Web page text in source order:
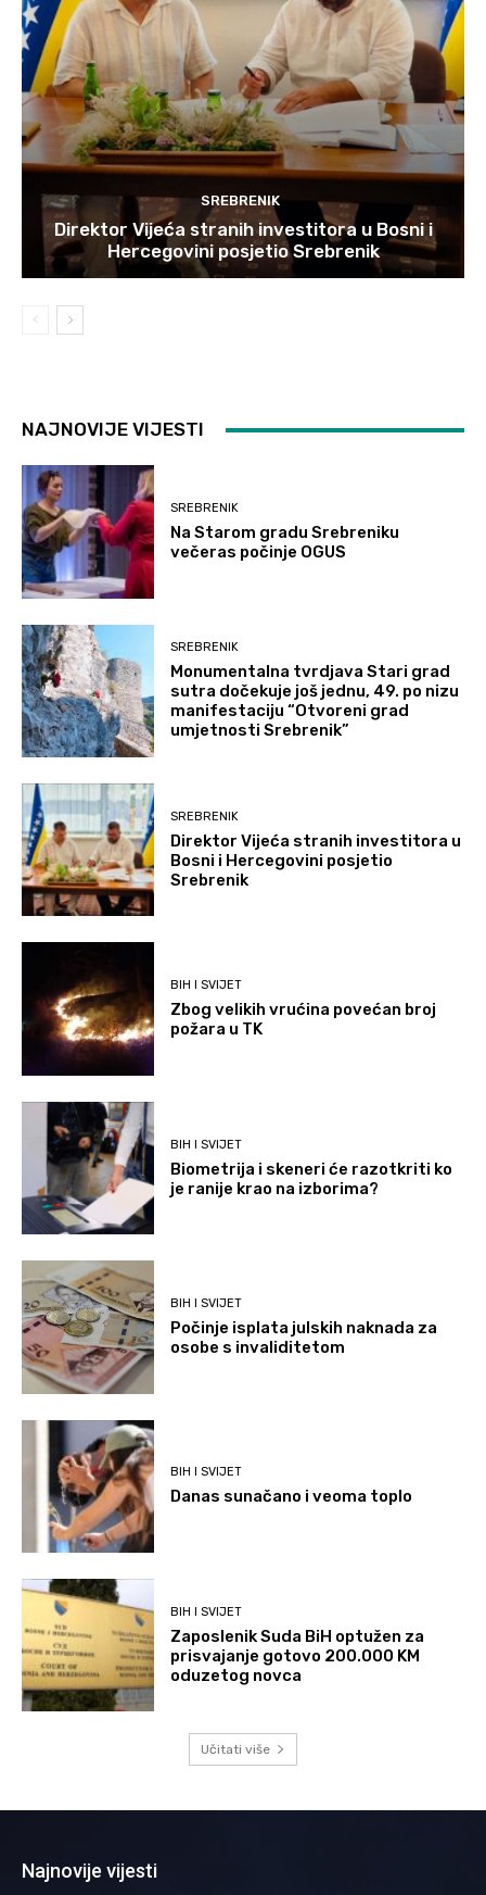
SREBRENIK
Direktor Vijeća stranih investitora u Bosni i
Hercegovini posjetio Srebrenik
NAJNOVIJE VIJESTI
SREBRENIK
Na Starom gradu Srebreniku
večeras počinje OGUS
SREBRENIK
Monumentalna tvrdjava Stari grad
sutra dočekuje još jednu, 49. po nizu
manifestaciju “Otvoreni grad
umjetnosti Srebrenik”
SREBRENIK
Direktor Vijeća stranih investitora u
Bosni i Hercegovini posjetio
Srebrenik
BIH I SVIJET
Zbog velikih vrućina povećan broj
požara u TK
BIH I SVIJET
Biometrija i skeneri će razotkriti ko
je ranije krao na izborima?
BIH I SVIJET
Počinje isplata julskih naknada za
osobe s invaliditetom
BIH I SVIJET
Danas sunačano i veoma toplo
BIH I SVIJET
Zaposlenik Suda BiH optužen za
prisvajanje gotovo 200.000 KM
oduzetog novca
Učitati više
Najnovije vijesti